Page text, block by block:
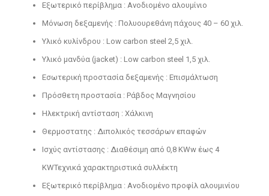
Εξωτερικό περίβλημα : Ανοδιομένο αλουμίνιο
Μόνωση δεξαμενής : Πολυουρεθάνη πάχους 40 – 60 χιλ.
Υλικό κυλίνδρου : Low carbon steel 2,5 χιλ.
Υλικό μανδύα (jacket) : Low carbon steel 1,5 χιλ.
Εσωτερική προστασία δεξαμενής : Επισμάλτωση
Πρόσθετη προστασία : Ράβδος Μαγνησίου
Ηλεκτρική αντίσταση : Χάλκινη
Θερμοστατης : Διπολικός τεσσάρων επαφών
Ισχύς αντίστασης : Διαθέσιμη από 0,8 KWw έως 4
KWΤεχνικά χαρακτηριστικά συλλέκτη
Εξωτερικό περίβλημα : Ανοδιομένο προφίλ αλουμινίου